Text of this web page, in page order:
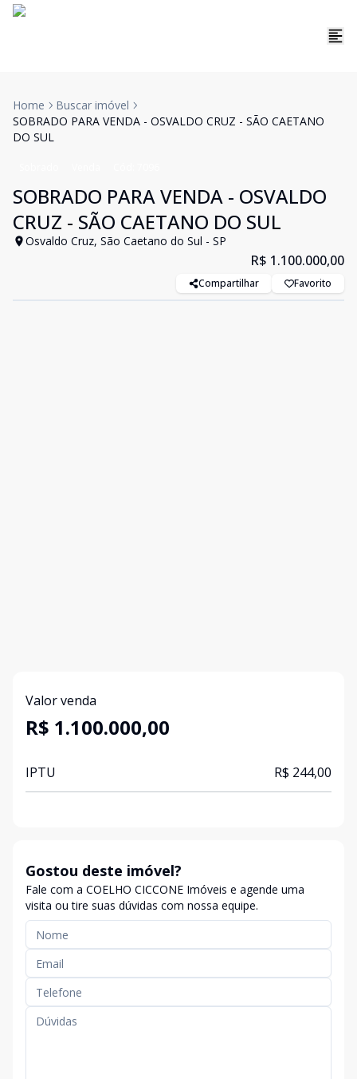
Home
Buscar imóvel
SOBRADO PARA VENDA - OSVALDO CRUZ - SÃO CAETANO
DO SUL
SOBRADO PARA VENDA - OSVALDO
CRUZ - SÃO CAETANO DO SUL
Osvaldo Cruz, São Caetano do Sul - SP
R$ 1.100.000,00
Compartilhar Favorito
Valor venda
R$ 1.100.000,00
IPTU R$ 244,00
Gostou deste imóvel?
Fale com a COELHO CICCONE Imóveis e agende uma
visita ou tire suas dúvidas com nossa equipe.